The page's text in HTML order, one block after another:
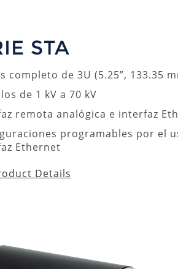
STA
completo de 3U (5.25”, 133.35
de 1 kV a 70 kV
remota analógica e interfaz
programables por el
Ethernet
Details